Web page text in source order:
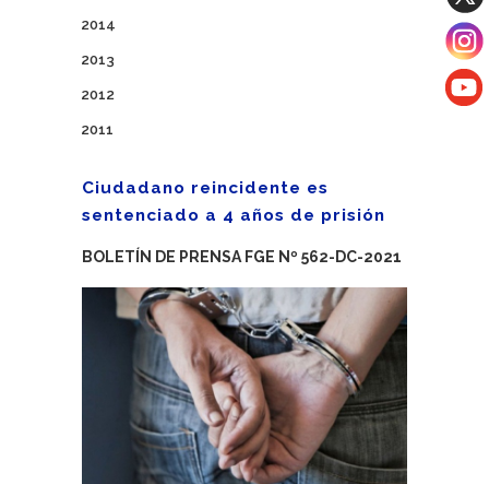
2014
2013
2012
2011
Ciudadano reincidente es
sentenciado a 4 años de prisión
BOLETÍN DE PRENSA FGE Nº 562-DC-2021